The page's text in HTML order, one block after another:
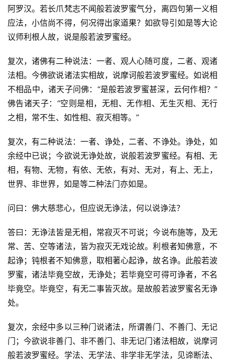
阿罗汉。若长爪梵志不闻般若波罗蜜气分，离四句第一义相
应法，小信尚不得，何况得出家道果？如欲导引如是等大论
议师利根人故，说是般若波罗蜜经。
复次，诸佛有二种说法：一者、观人心随可度，二者、观诸
法相。今佛欲说诸法实相故，说摩诃般若波罗蜜经。如说相
不相品中，诸天子问佛：“是般若波罗蜜甚深，云何作相？”
佛告诸天子：“空则是相，无相、无作相、无生灭相、无行
之相，常不生、如性相、寂灭相等。”
复次，有二种说法：一者、诤处，二者、不诤处。诤处，如
余经中已说；今欲说无诤处故，说般若波罗蜜经。有相、无
相，有物、无物，有依、无依，有对、无对，有上、无上，
世界、非世界，如是等二种法门亦如是。
问曰：佛大慈悲心，但应说无诤法，何以说诤法？
答曰：无诤法皆是无相，常寂灭不可说；今说布施等，及无
常、苦、空等诸法，皆为寂灭无戏论故。利根者知佛意，不
起诤；钝根者不知佛意，取相著心起诤，故名诤。此般若波
罗蜜，诸法毕竟空故，无诤处；若毕竟空可得可诤者，不名
毕竟空。毕竟空，有无二事皆灭故。是故般若波罗蜜名无诤
处。
复次，余经中多以三种门说诸法，所谓善门、不善门、无记
门；今欲说非善门、非不善门、非无记门诸法相故，说摩诃
般若波罗蜜经。学法、无学法、非学非无学法，见谛断法、